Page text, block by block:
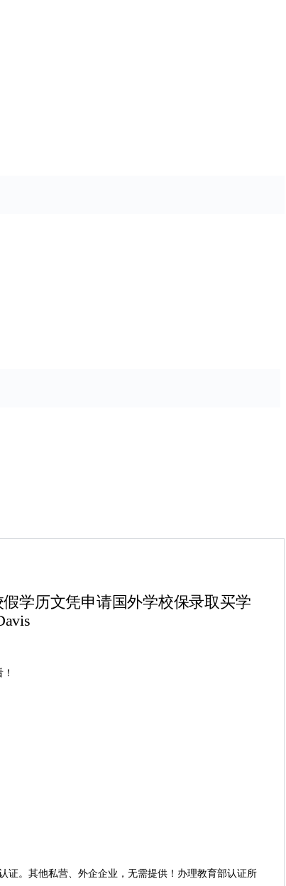
学历文凭申请国外学校保录取买学
证。其他私营、外企企业，无需提供！办理教育部认证所